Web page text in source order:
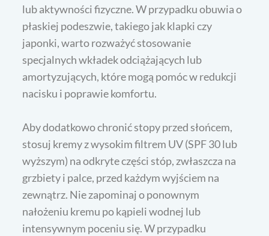
lub aktywności fizyczne. W przypadku obuwia o
płaskiej podeszwie, takiego jak klapki czy
japonki, warto rozważyć stosowanie
specjalnych wkładek odciążających lub
amortyzujących, które mogą pomóc w redukcji
nacisku i poprawie komfortu.
Aby dodatkowo chronić stopy przed słońcem,
stosuj kremy z wysokim filtrem UV (SPF 30 lub
wyższym) na odkryte części stóp, zwłaszcza na
grzbiety i palce, przed każdym wyjściem na
zewnątrz. Nie zapominaj o ponownym
nałożeniu kremu po kąpieli wodnej lub
intensywnym poceniu się. W przypadku